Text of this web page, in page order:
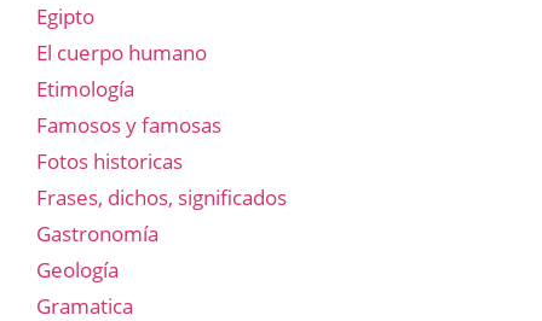
Egipto
El cuerpo humano
Etimología
Famosos y famosas
Fotos historicas
Frases, dichos, significados
Gastronomía
Geología
Gramatica